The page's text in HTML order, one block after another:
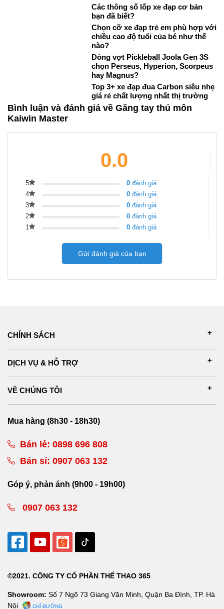
Các thông số lốp xe đạp cơ bản
bạn đã biết?
Chọn cỡ xe đạp trẻ em phù hợp với
chiều cao độ tuổi của bé như thế
nào?
Dòng vợt Pickleball Joola Gen 3S
chọn Perseus, Hyperion, Scorpeus
hay Magnus?
Top 3+ xe đạp đua Carbon siêu nhẹ
giá rẻ chất lượng nhất thị trường
Bình luận và đánh giá về Găng tay thủ môn
Kaiwin Master
0.0
5 0 đánh giá
4
0 đánh giá
3
0 đánh giá
2
0 đánh giá
1
0 đánh giá
Gửi đánh giá của bạn
CHÍNH SÁCH
DỊCH VỤ & HỖ TRỢ
VỀ CHÚNG TÔI
Mua hàng (8h30 - 18h30)
Bán lẻ: 0898 696 808
Bán sỉ: 0907 063 132
Góp ý, phản ánh (9h00 - 19h00)
0907 063 132
©2021. CÔNG TY CỔ PHẦN THỂ THAO 365
Showroom: Số 7 Ngõ 73 Giang Văn Minh, Quận Ba Đình, TP. Hà
Nội
CHỈ ĐƯỜNG